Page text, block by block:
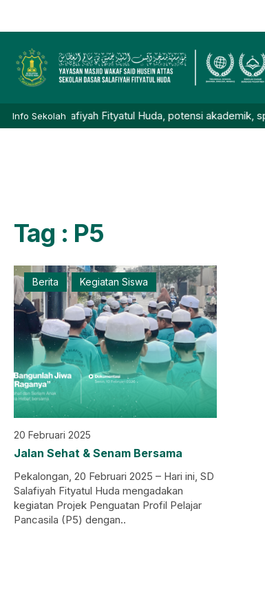
Info Sekolah
Salafiyah Fityatul Huda, potensi akademik,
Tag : P5
Berita Kegiatan Siswa
20 Februari 2025
Jalan Sehat & Senam Bersama
Pekalongan, 20 Februari 2025 – Hari ini, SD
Salafiyah Fityatul Huda mengadakan
kegiatan Projek Penguatan Profil Pelajar
Pancasila (P5) dengan..